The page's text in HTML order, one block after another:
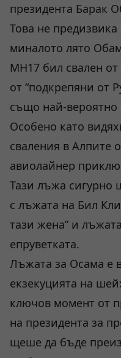
президента Барак
Това не
миналото лято
МН17 бил свален
от “подкрепяни от
също най-
Особено като
сваления в Алпите
авиолайнер
Тази лъжа сигурно
с лъжата на Бил
тази жена” и
епруветката.
Лъжата за Осама е
екзекуцията на
ключов момент от
на президента за
щеше да бъде